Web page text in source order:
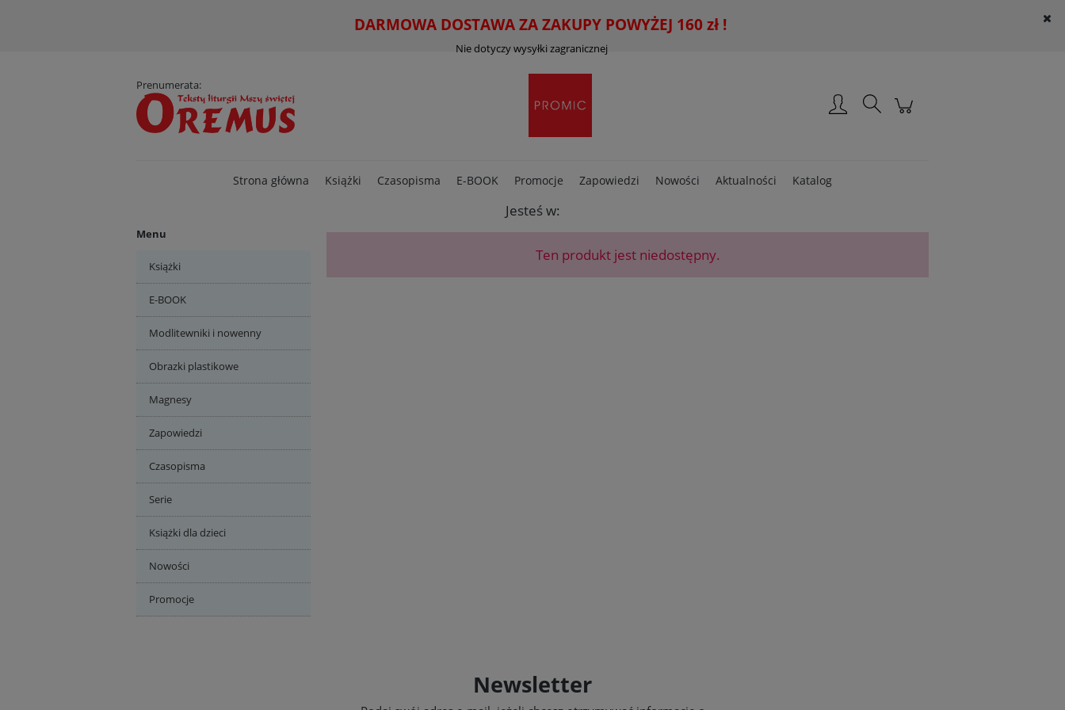
DARMOWA DOSTAWA ZA ZAKUPY POWYŻEJ 160 zł !
Nie dotyczy wysyłki zagranicznej
Prenumerata:
Strona główna Książki Czasopisma E-BOOK Promocje Zapowiedzi Nowości Aktualności Katalog
Jesteś w:
Menu
Książki
E-BOOK
Modlitewniki i nowenny
Obrazki plastikowe
Magnesy
Zapowiedzi
Czasopisma
Serie
Książki dla dzieci
Nowości
Promocje
Ten produkt jest niedostępny.
Newsletter